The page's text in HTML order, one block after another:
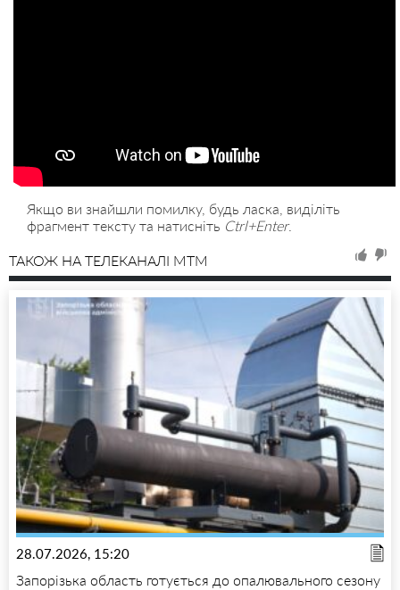
Якщо ви знайшли помилку, будь ласка, виділіть
фрагмент тексту та натисніть Ctrl+Enter.
ТАКОЖ НА ТЕЛЕКАНАЛІ MTM
28.07.2026, 15:20
Запорізька область готується до опалювального сезону